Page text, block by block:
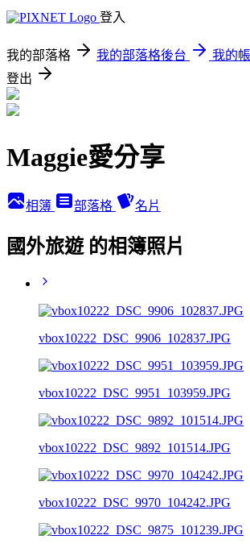
登入
我的部落格 我的部落格後台
我的
登出
Maggie愛分享
相簿 部落格 名片
國外旅遊 的相簿照片
vbox10222_DSC_9906_102837.JPG
vbox10222_DSC_9951_103959.JPG
vbox10222_DSC_9892_101514.JPG
vbox10222_DSC_9970_104242.JPG